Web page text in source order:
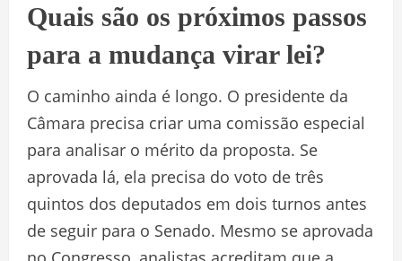
Quais são os próximos passos
para a mudança virar lei?
O caminho ainda é longo. O presidente da
Câmara precisa criar uma comissão especial
para analisar o mérito da proposta. Se
aprovada lá, ela precisa do voto de três
quintos dos deputados em dois turnos antes
de seguir para o Senado. Mesmo se aprovada